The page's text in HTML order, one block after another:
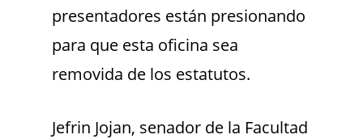
presentadores están presionando
para que esta oficina sea
removida de los estatutos.
Jefrin Jojan, senador de la Facultad